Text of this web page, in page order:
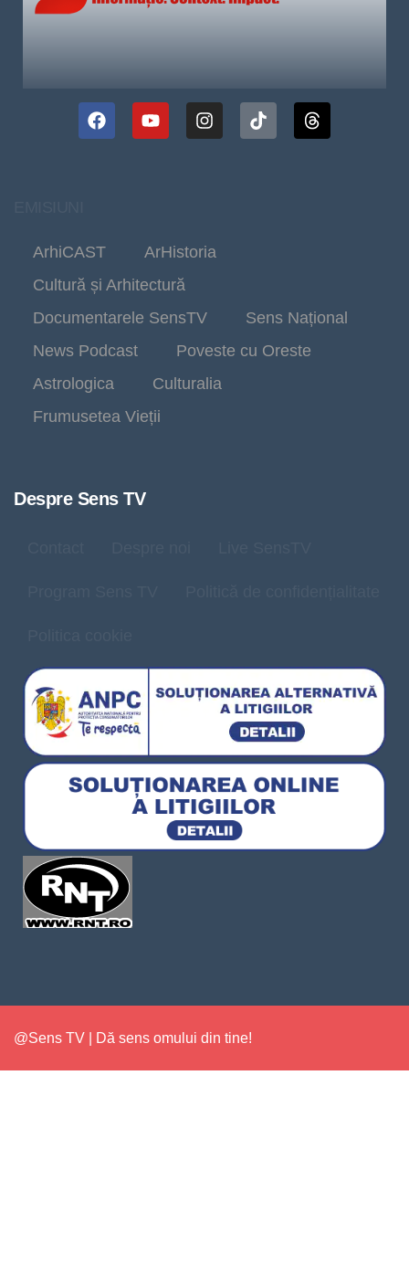
ArhiCAST
ArHistoria
Cultură și Arhitectură
Documentarele SensTV
Sens Național
News Podcast
Poveste cu Oreste
Astrologica
Culturalia
Frumusetea Vieții
Despre Sens TV
@Sens TV | Dă sens omului din tine!